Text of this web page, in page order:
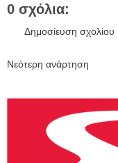
0 σχόλια:
Δημοσίευση σχολίου
Νεότερη ανάρτηση